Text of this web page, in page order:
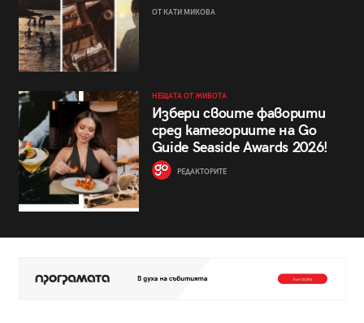
ОТ КАТИ МИКОВА
НЕЩАТА ОТ ЖИВОТА
Избери своите фаворити
сред категориите на Go
Guide Seaside Awards 2026!
РЕДАКТОРИТЕ